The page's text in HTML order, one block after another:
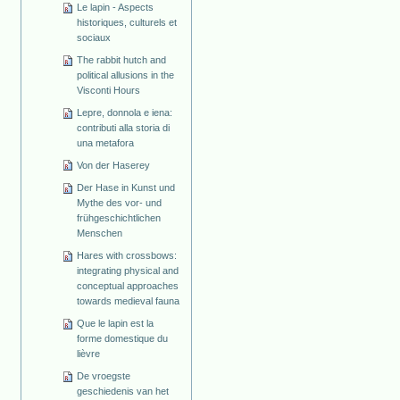
Le lapin - Aspects
historiques, culturels et
sociaux
The rabbit hutch and
political allusions in the
Visconti Hours
Lepre, donnola e iena:
contributi alla storia di
una metafora
Von der Haserey
Der Hase in Kunst und
Mythe des vor- und
frühgeschichtlichen
Menschen
Hares with crossbows:
integrating physical and
conceptual approaches
towards medieval fauna
Que le lapin est la
forme domestique du
lièvre
De vroegste
geschiedenis van het